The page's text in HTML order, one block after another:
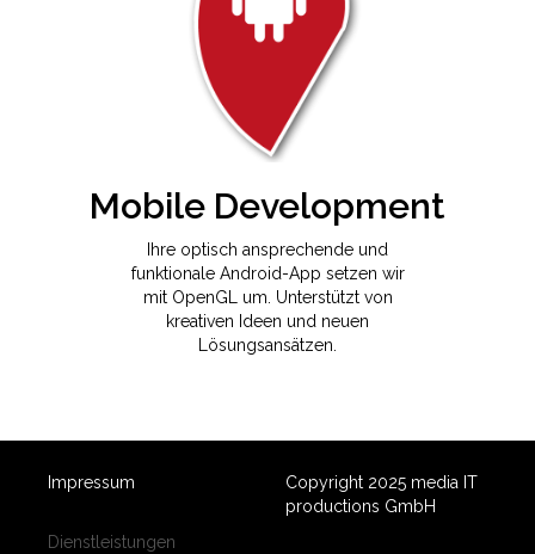
Mobile Development
Ihre optisch ansprechende und
funktionale Android-App setzen wir
mit OpenGL um. Unterstützt von
kreativen Ideen und neuen
Lösungsansätzen.
Impressum
Dienstleistungen
Copyright 2025 media IT
productions GmbH